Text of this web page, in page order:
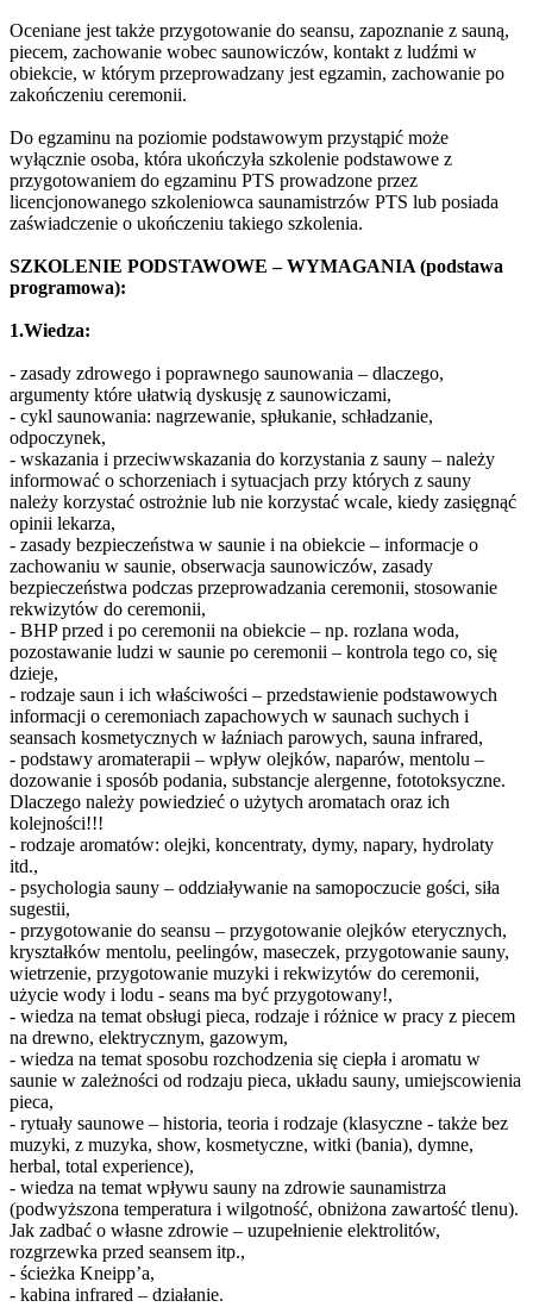
Oceniane jest także przygotowanie do seansu, zapoznanie z sauną,
piecem, zachowanie wobec saunowiczów, kontakt z ludźmi w
obiekcie, w którym przeprowadzany jest egzamin, zachowanie po
zakończeniu ceremonii.
Do egzaminu na poziomie podstawowym przystąpić może
wyłącznie osoba, która ukończyła szkolenie podstawowe z
przygotowaniem do egzaminu PTS prowadzone przez
licencjonowanego szkoleniowca saunamistrzów PTS lub posiada
zaświadczenie o ukończeniu takiego szkolenia.
SZKOLENIE PODSTAWOWE – WYMAGANIA (podstawa
programowa):
1.Wiedza:
- zasady zdrowego i poprawnego saunowania – dlaczego,
argumenty które ułatwią dyskusję z saunowiczami,
- cykl saunowania: nagrzewanie, spłukanie, schładzanie,
odpoczynek,
- wskazania i przeciwwskazania do korzystania z sauny – należy
informować o schorzeniach i sytuacjach przy których z sauny
należy korzystać ostrożnie lub nie korzystać wcale, kiedy zasięgnąć
opinii lekarza,
- zasady bezpieczeństwa w saunie i na obiekcie – informacje o
zachowaniu w saunie, obserwacja saunowiczów, zasady
bezpieczeństwa podczas przeprowadzania ceremonii, stosowanie
rekwizytów do ceremonii,
- BHP przed i po ceremonii na obiekcie – np. rozlana woda,
pozostawanie ludzi w saunie po ceremonii – kontrola tego co, się
dzieje,
- rodzaje saun i ich właściwości – przedstawienie podstawowych
informacji o ceremoniach zapachowych w saunach suchych i
seansach kosmetycznych w łaźniach parowych, sauna infrared,
- podstawy aromaterapii – wpływ olejków, naparów, mentolu –
dozowanie i sposób podania, substancje alergenne, fototoksyczne.
Dlaczego należy powiedzieć o użytych aromatach oraz ich
kolejności!!!
- rodzaje aromatów: olejki, koncentraty, dymy, napary, hydrolaty
itd.,
- psychologia sauny – oddziaływanie na samopoczucie gości, siła
sugestii,
- przygotowanie do seansu – przygotowanie olejków eterycznych,
kryształków mentolu, peelingów, maseczek, przygotowanie sauny,
wietrzenie, przygotowanie muzyki i rekwizytów do ceremonii,
użycie wody i lodu - seans ma być przygotowany!,
- wiedza na temat obsługi pieca, rodzaje i różnice w pracy z piecem
na drewno, elektrycznym, gazowym,
- wiedza na temat sposobu rozchodzenia się ciepła i aromatu w
saunie w zależności od rodzaju pieca, układu sauny, umiejscowienia
pieca,
- rytuały saunowe – historia, teoria i rodzaje (klasyczne - także bez
muzyki, z muzyka, show, kosmetyczne, witki (bania), dymne,
herbal, total experience),
- wiedza na temat wpływu sauny na zdrowie saunamistrza
(podwyższona temperatura i wilgotność, obniżona zawartość tlenu).
Jak zadbać o własne zdrowie – uzupełnienie elektrolitów,
rozgrzewka przed seansem itp.,
- ścieżka Kneipp’a,
- kabina infrared – działanie.